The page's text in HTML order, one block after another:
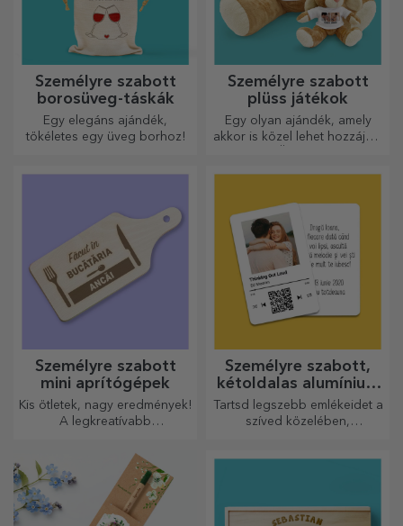
Személyre szabott
borosüveg-táskák
Egy elegáns ajándék,
tökéletes egy üveg borhoz!
Személyre szabott
plüss játékok
Egy olyan ajándék, amely
akkor is közel lehet hozzájuk,
pontosan alkalmasak
ölelgetésre!
Személyre szabott
mini aprítógépek
Kis ötletek, nagy eredmények!
A legkreatívabb
legfinomabb ételek, válassza
ki a legmegfelelőbbet!
Személyre szabott,
kétoldalas alumínium
kártyák
Tartsd legszebb emlékeidet a
szíved közelében,